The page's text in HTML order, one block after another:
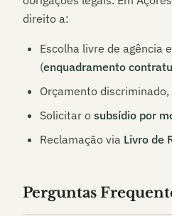
direito a:
Escolha livre de agência
(enquadramento
Orçamento
Solicitar o subsídio por
Reclamação via Livro de
Perguntas